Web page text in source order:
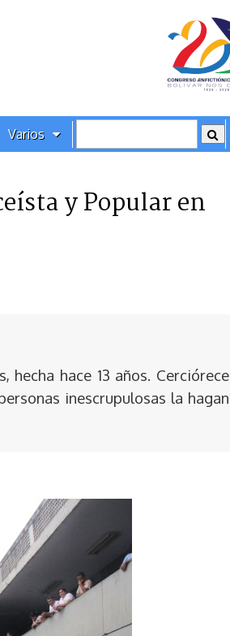
Varios
y Popular en
hace 13 años. Cerciórece
inescrupulosas la hagan